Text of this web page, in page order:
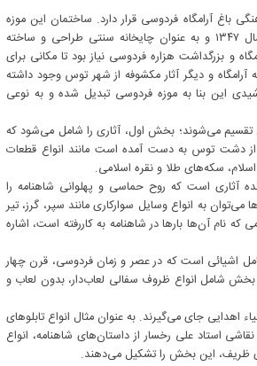
باغ آرامگاه فردوسی قرار دارد. ساختمان این موزه
توسط مهندس سیحون در سال ۱۳۴۷ و به عنوان چایخانه سنتی طراحی و ساخته
و بزرگداشت هزاره‌ فردوسی نیاز بود تا مکانی برای
آرامگاه و دیگر آثار مکشوفه از شهر توس وجود داشته
در سال ۱۳۶۱ خورشیدی این بنا به موزه فردوسی تبدیل شده و به نوعی
تقسیم می‌شوند؛ بخش اول، آثاری را شامل می‌شود که
دشت توس به دست آمده است مانند انواع قطعات
سکه‌های طلا و نقره اسلامی.
آثاری است که روح حماسی و پهلوانی شاهنامه را
به انواع وسایل سوارکاری مانند سپر، گرز، تیر
نام آن‌ها بارها در شاهنامه به کاررفته است، اشاره
اشیائی است که در عصر و زمان فردوسی، قرن چهار
شامل انواع ظروف سفالی لعاب‌دار، بدون لعاب و
اهدایی جای می‌گیرند. به عنوان مثال انواع تابلوهای
استاد علی رخسار از داستان‌های شاهنامه، انواع
ظریف، این بخش را تشکیل می‌دهند.